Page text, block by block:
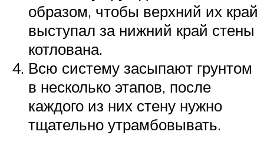
образом, чтобы верхний их край
выступал за нижний край стены
котлована.
Всю систему засыпают грунтом
в несколько этапов, после
каждого из них стену нужно
тщательно утрамбовывать.